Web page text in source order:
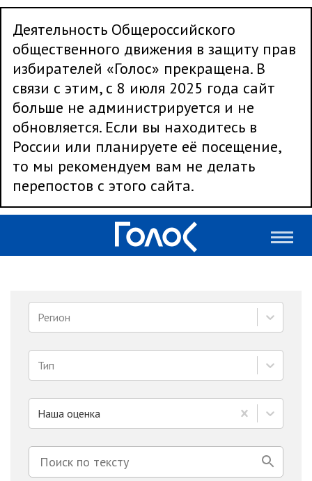
Деятельность Общероссийского
общественного движения в защиту прав
избирателей «Голос» прекращена. В
связи с этим, с 8 июля 2025 года сайт
больше не администрируется и не
обновляется. Если вы находитесь в
России или планируете её посещение,
то мы рекомендуем вам не делать
перепостов с этого сайта.
Регион
Тип
Наша оценка